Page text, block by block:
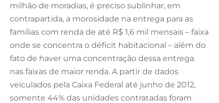
milhão de moradias, é preciso sublinhar, em
contrapartida, a morosidade na entrega para as
famílias com renda de até R$ 1,6 mil mensais – faixa
onde se concentra o déficit habitacional – além do
fato de haver uma concentração dessa entrega
nas faixas de maior renda. A partir de dados
veiculados pela Caixa Federal até junho de 2012,
somente 44% das unidades contratadas foram